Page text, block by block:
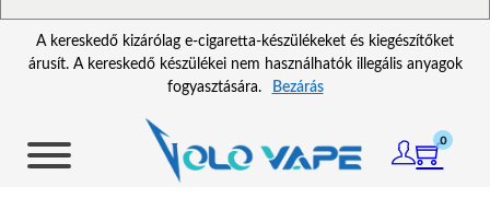
A kereskedő kizárólag e-cigaretta-készülékeket és kiegészítőket
árusít. A kereskedő készülékei nem használhatók illegális anyagok
fogyasztására.
Bezárás
0